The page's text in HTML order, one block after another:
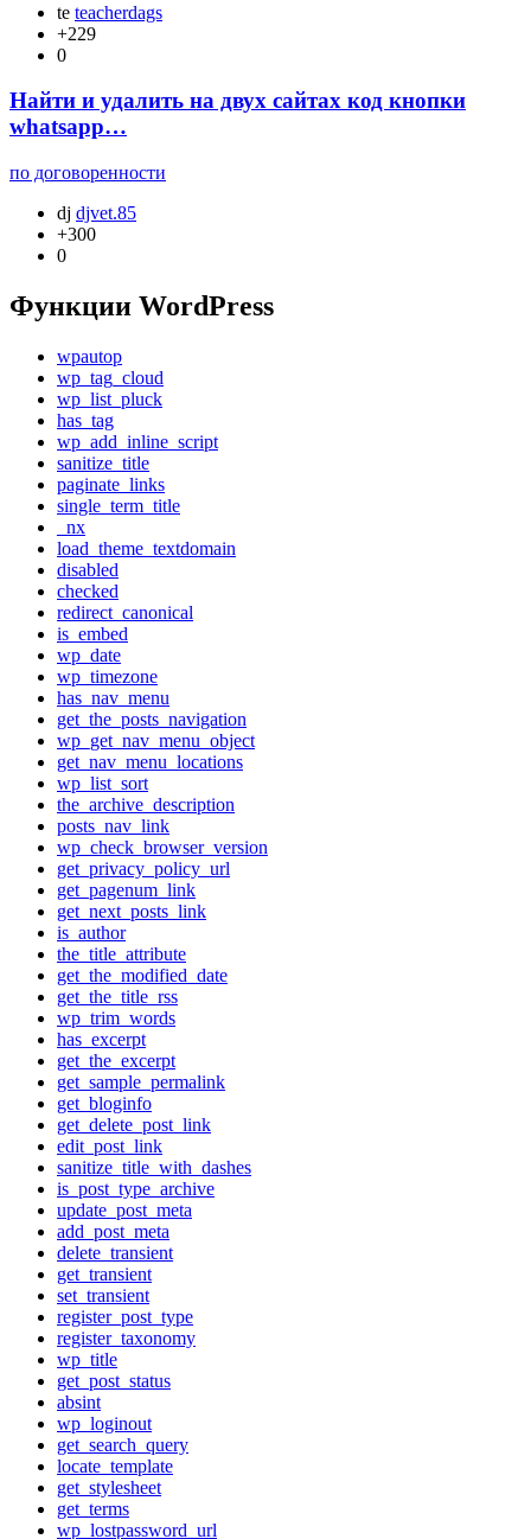
te teacherdags
+229
0
Найти и удалить на двух сайтах код кнопки
whatsapp…
по договоренности
dj djvet.85
+300
0
Функции WordPress
wpautop
wp_tag_cloud
wp_list_pluck
has_tag
wp_add_inline_script
sanitize_title
paginate_links
single_term_title
_nx
load_theme_textdomain
disabled
checked
redirect_canonical
is_embed
wp_date
wp_timezone
has_nav_menu
get_the_posts_navigation
wp_get_nav_menu_object
get_nav_menu_locations
wp_list_sort
the_archive_description
posts_nav_link
wp_check_browser_version
get_privacy_policy_url
get_pagenum_link
get_next_posts_link
is_author
the_title_attribute
get_the_modified_date
get_the_title_rss
wp_trim_words
has_excerpt
get_the_excerpt
get_sample_permalink
get_bloginfo
get_delete_post_link
edit_post_link
sanitize_title_with_dashes
is_post_type_archive
update_post_meta
add_post_meta
delete_transient
get_transient
set_transient
register_post_type
register_taxonomy
wp_title
get_post_status
absint
wp_loginout
get_search_query
locate_template
get_stylesheet
get_terms
wp_lostpassword_url